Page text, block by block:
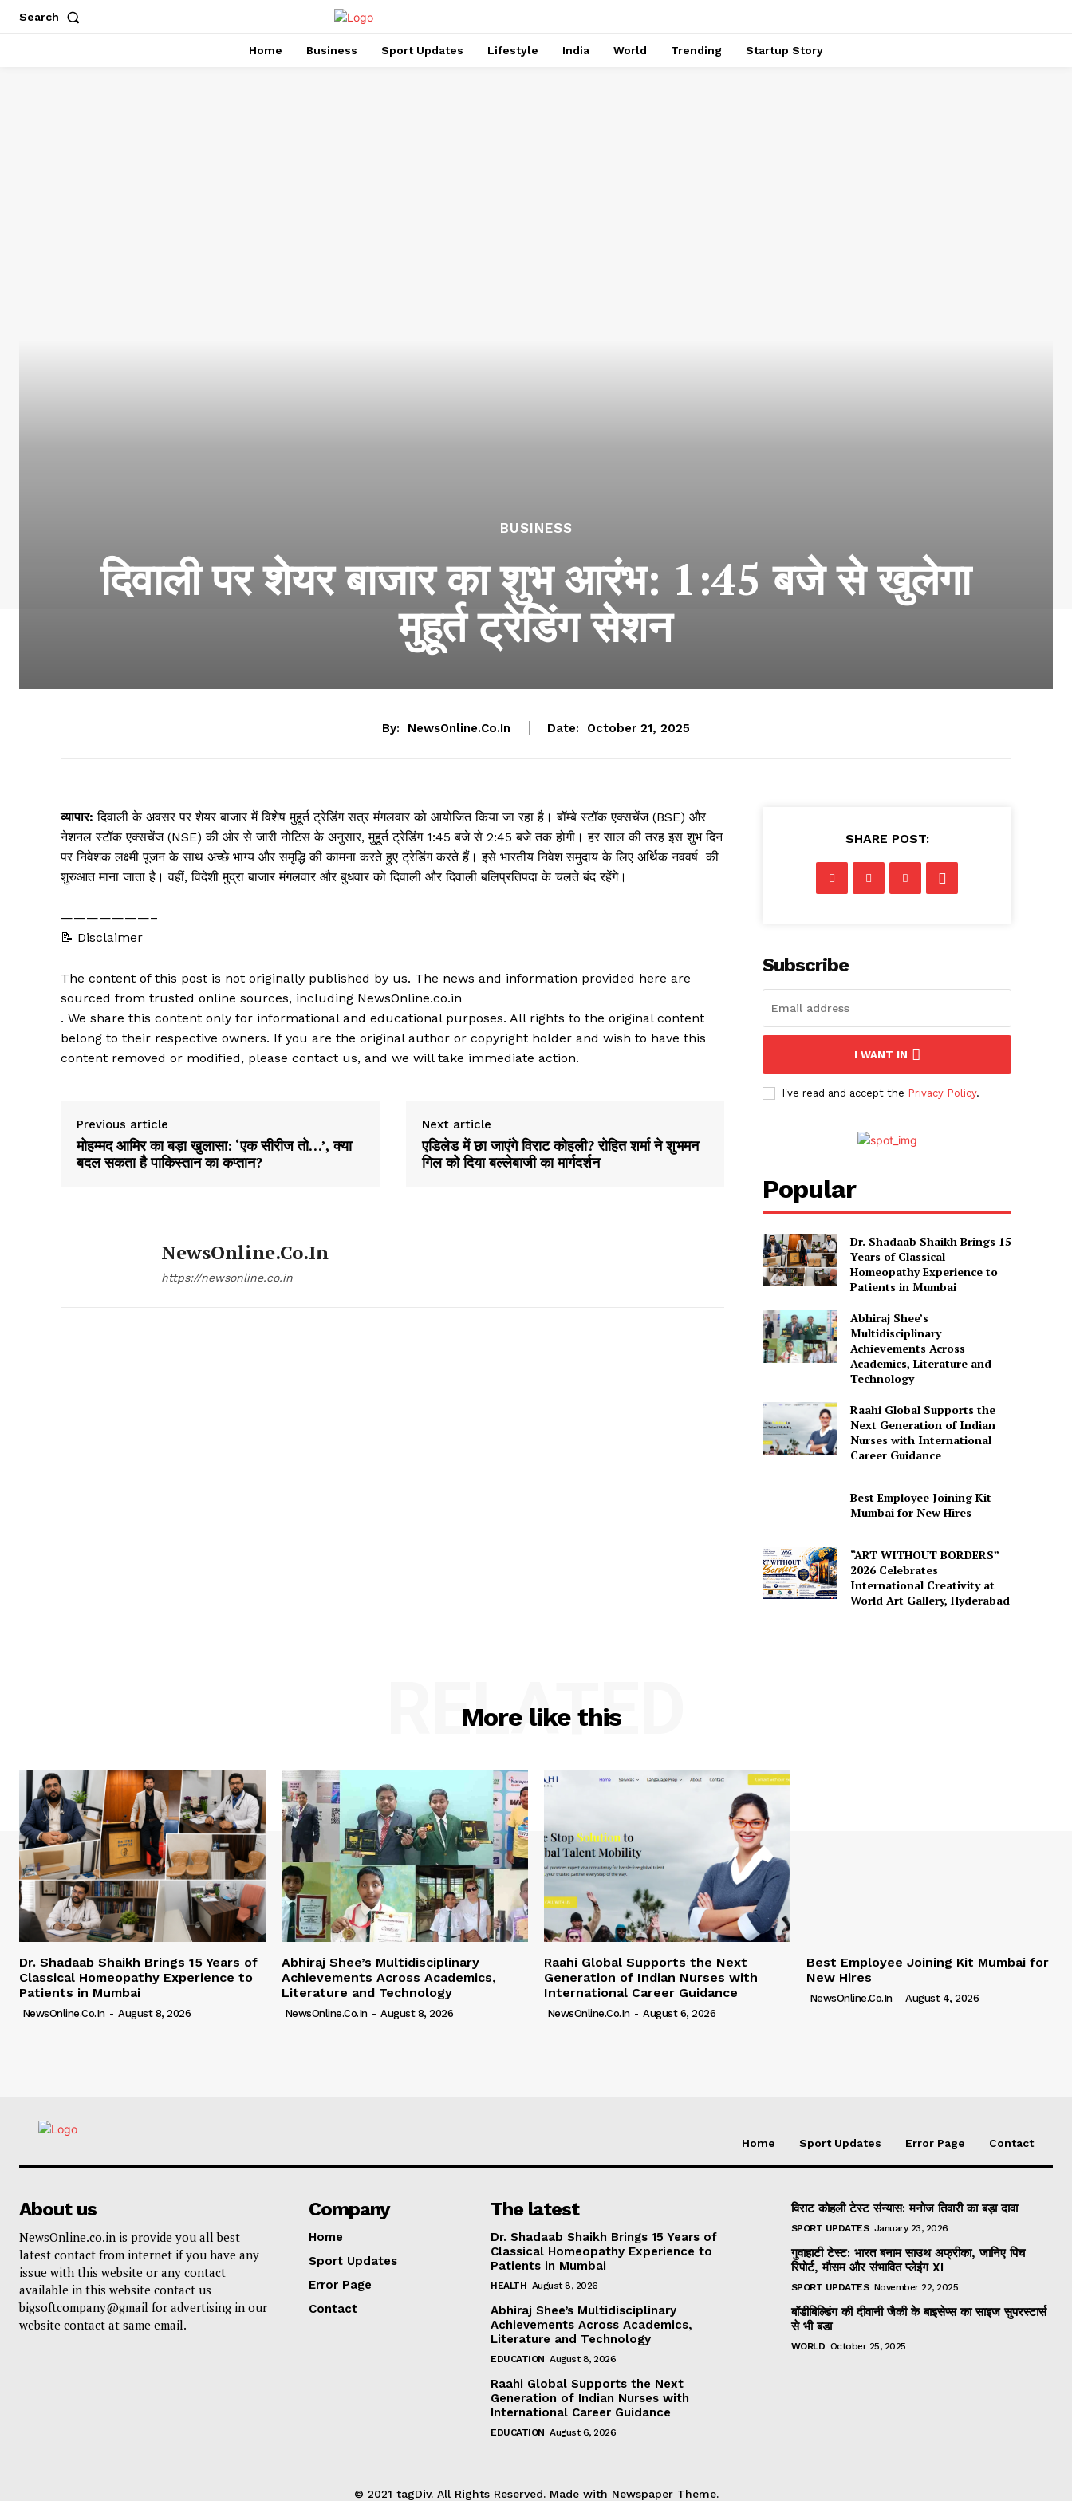
Search
Home Business Sport Updates Lifestyle India World Trending Startup Story
BUSINESS
दिवाली पर शेयर बाजार का शुभ आरंभ: 1:45 बजे से खुलेगा
मुहूर्त ट्रेडिंग सेशन
By: NewsOnline.co.in Date: October 21, 2025
व्यापार: दिवाली के अवसर पर शेयर बाजार में विशेष मुहूर्त ट्रेडिंग सत्र मंगलवार को आयोजित किया जा रहा है। बॉम्बे स्टॉक एक्सचेंज (BSE) और
नेशनल स्टॉक एक्सचेंज (NSE) की ओर से जारी नोटिस के अनुसार, मुहूर्त ट्रेडिंग 1:45 बजे से 2:45 बजे तक होगी। हर साल की तरह इस शुभ दिन
पर निवेशक लक्ष्मी पूजन के साथ अच्छे भाग्य और समृद्धि की कामना करते हुए ट्रेडिंग करते हैं। इसे भारतीय निवेश समुदाय के लिए अर्थिक नववर्ष की
शुरुआत माना जाता है। वहीं, विदेशी मुद्रा बाजार मंगलवार और बुधवार को दिवाली और दिवाली बलिप्रतिपदा के चलते बंद रहेंगे।
———————–
📝 Disclaimer
The content of this post is not originally published by us. The news and information provided here are
sourced from trusted online sources, including NewsOnline.co.in
. We share this content only for informational and educational purposes. All rights to the original content
belong to their respective owners. If you are the original author or copyright holder and wish to have this
content removed or modified, please contact us, and we will take immediate action.
Previous article
मोहम्मद आमिर का बड़ा खुलासा: ‘एक सीरीज तो…’, क्या
बदल सकता है पाकिस्तान का कप्तान?
Next article
एडिलेड में छा जाएंगे विराट कोहली? रोहित शर्मा ने शुभमन
गिल को दिया बल्लेबाजी का मार्गदर्शन
NewsOnline.co.in
https://newsonline.co.in
SHARE POST:
Subscribe
I WANT IN
I've read and accept the Privacy Policy.
Popular
Dr. Shadaab Shaikh Brings 15
Years of Classical
Homeopathy Experience to
Patients in Mumbai
Abhiraj Shee’s
Multidisciplinary
Achievements Across
Academics, Literature and
Technology
Raahi Global Supports the
Next Generation of Indian
Nurses with International
Career Guidance
Best Employee Joining Kit
Mumbai for New Hires
“ART WITHOUT BORDERS”
2026 Celebrates
International Creativity at
World Art Gallery, Hyderabad
More like this
RELATED
Dr. Shadaab Shaikh Brings 15 Years of
Classical Homeopathy Experience to
Patients in Mumbai
NewsOnline.co.in - August 8, 2026
Abhiraj Shee’s Multidisciplinary
Achievements Across Academics,
Literature and Technology
NewsOnline.co.in - August 8, 2026
Raahi Global Supports the Next
Generation of Indian Nurses with
International Career Guidance
NewsOnline.co.in - August 6, 2026
Best Employee Joining Kit Mumbai for
New Hires
NewsOnline.co.in - August 4, 2026
Home Sport Updates Error Page Contact
About us
NewsOnline.co.in is provide you all best
latest contact from internet if you have any
issue with this website or any contact
available in this website contact us
bigsoftcompany@gmail for advertising in our
website contact at same email.
Company
Home
Sport Updates
Error Page
Contact
The latest
Dr. Shadaab Shaikh Brings 15 Years of
Classical Homeopathy Experience to
Patients in Mumbai
HEALTH August 8, 2026
Abhiraj Shee’s Multidisciplinary
Achievements Across Academics,
Literature and Technology
EDUCATION August 8, 2026
Raahi Global Supports the Next
Generation of Indian Nurses with
International Career Guidance
EDUCATION August 6, 2026
विराट कोहली टेस्ट संन्यास: मनोज तिवारी का बड़ा दावा
SPORT UPDATES January 23, 2026
गुवाहाटी टेस्ट: भारत बनाम साउथ अफ्रीका, जानिए पिच
रिपोर्ट, मौसम और संभावित प्लेइंग XI
SPORT UPDATES November 22, 2025
बॉडीबिल्डिंग की दीवानी जैकी के बाइसेप्स का साइज सुपरस्टार्स
से भी बडा
WORLD October 25, 2025
© 2021 tagDiv. All Rights Reserved. Made with Newspaper Theme.